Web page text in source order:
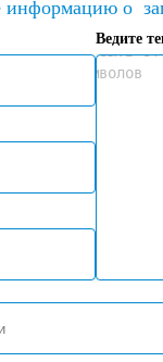
информацию о
Ведите